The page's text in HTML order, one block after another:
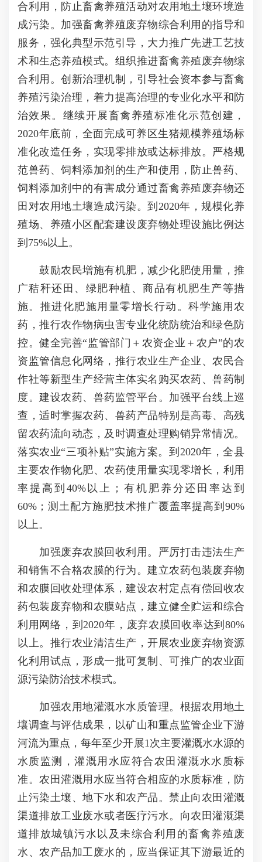
合利用，防止畜禽养殖活动对农用地土壤环境造
成污染。加强畜禽养殖废弃物综合利用的指导和
服务，强化典型示范引导，大力推广先进工艺技
术和生态养殖模式。组织推进畜禽养殖废弃物综
合利用。创新治理机制，引导社会资本参与畜禽
养殖污染治理，着力提高治理的专业化水平和防
治效果。继续开展畜禽养殖标准化示范创建，
2020年底前，全面完成可养区生猪规模养殖场标
准化改造任务，实现零排放或达标排放。严格规
范兽药、饲料添加剂的生产和使用，防止兽药、
饲料添加剂中的有害成分通过畜禽养殖废弃物还
田对农用地土壤造成污染。到2020年，规模化养
殖场、养殖小区配套建设废弃物处理设施比例达
到75%以上。
鼓励农民增施有机肥，减少化肥使用量，推
广秸秆还田、绿肥种植、商品有机肥生产等措
施。推进化肥施用量零增长行动。科学施用农
药，推行农作物病虫害专业化统防统治和绿色防
控。健全完善“监管部门＋农资企业＋农户”的农
资监管信息化网络，推行农业生产企业、农民合
作社等新型生产经营主体实名购买农药、兽药制
度。建设农药、兽药监管平台。加强平台线上巡
查，适时掌握农药、兽药产品特别是高毒、高残
留农药流向动态，及时调查处理购销异常情况。
落实农业“三项补贴”实施方案。到2020年，全县
主要农作物化肥、农药使用量实现零增长，利用
率提高到40%以上；有机肥养分还田率达到
60%；测土配方施肥技术推广覆盖率提高到90%
以上。
加强废弃农膜回收利用。严厉打击违法生产
和销售不合格农膜的行为。建立农药包装废弃物
和农膜回收处理体系，建设农村定点有偿回收农
药包装废弃物和农膜站点，建立健全贮运和综合
利用网络，到2020年，废弃农膜回收率达到80%
以上。推行农业清洁生产，开展农业废弃物资源
化利用试点，形成一批可复制、可推广的农业面
源污染防治技术模式。
加强农用地灌溉水水质管理。根据农用地土
壤调查与评估成果，以矿山和重点监管企业下游
河流为重点，每年至少开展1次主要灌溉水水源的
水质监测，灌溉用水应符合农田灌溉水水质标
准。农田灌溉用水应当符合相应的水质标准，防
止污染土壤、地下水和农产品。禁止向农田灌溉
渠道排放工业废水或者医疗污水。向农田灌溉渠
道排放城镇污水以及未综合利用的畜禽养殖废
水、农产品加工废水的，应当保证其下游最近的